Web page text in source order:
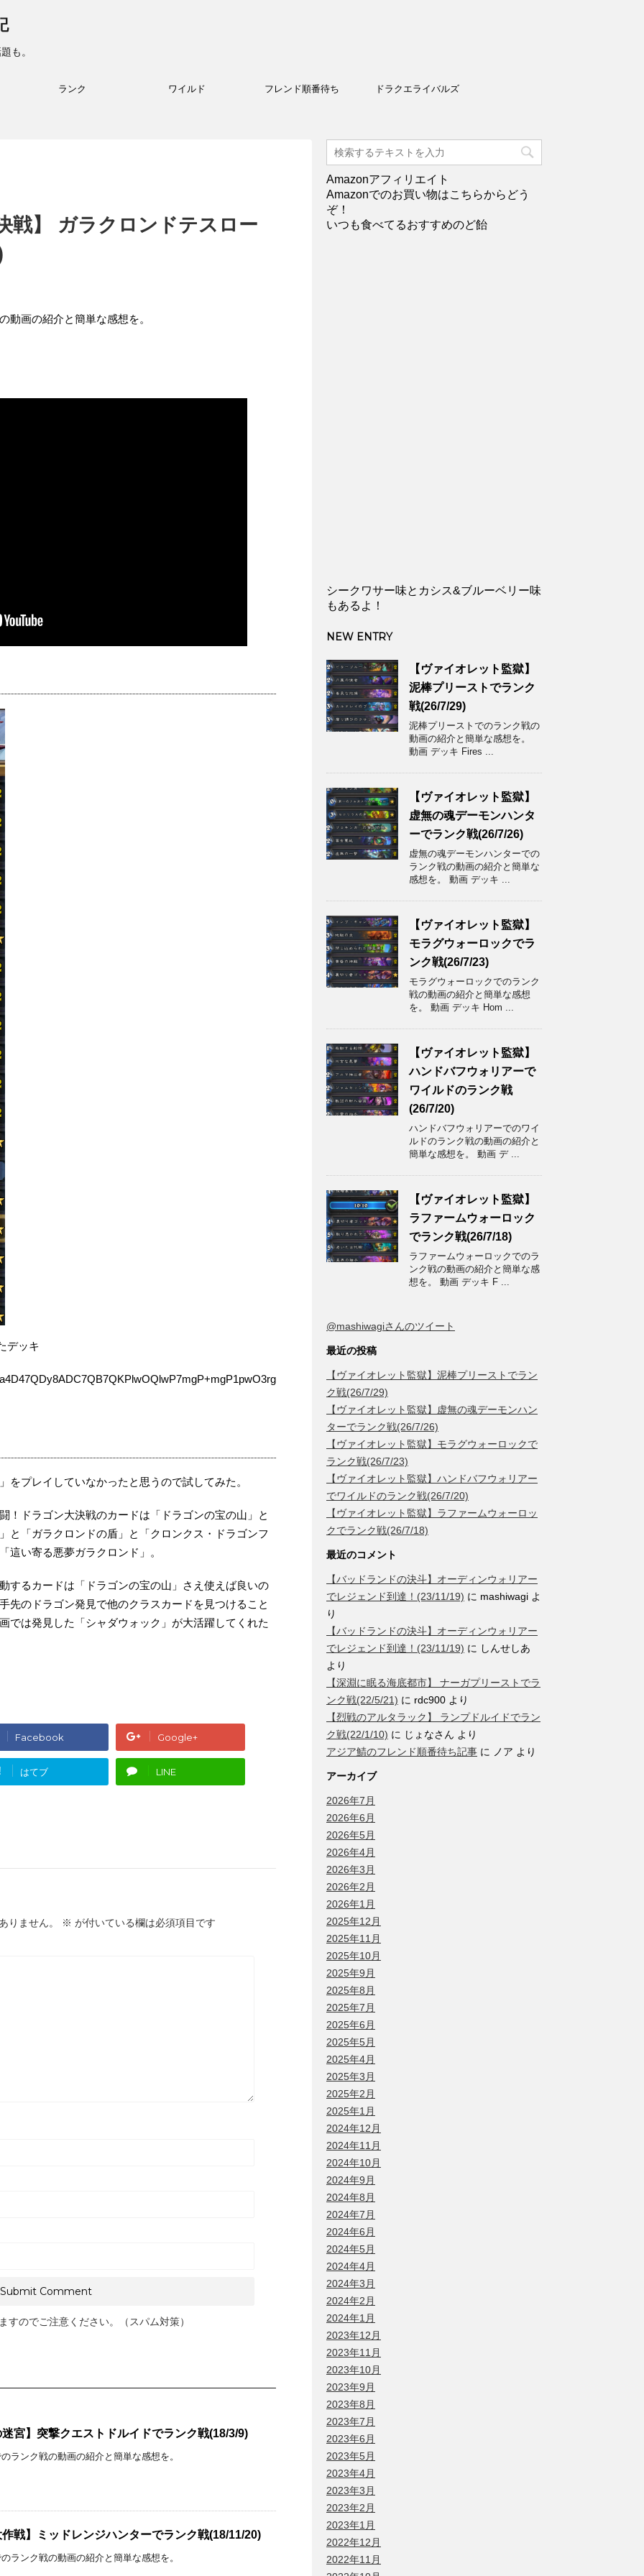
も。
ランク ワイルド フレンド順番待ち ドラクエライバルズ
戦】 ガラクロンドテスロー
動画の紹介と簡単な感想を。
デッキ
をプレイしていなかったと思うので試してみた。
！ドラゴン大決戦のカードは「ドラゴンの宝の山」と
と「ガラクロンドの盾」と「クロンクス・ドラゴンフ
這い寄る悪夢ガラクロンド」。
するカードは「ドラゴンの宝の山」さえ使えば良いの
先のドラゴン発見で他のクラスカードを見つけること
では発見した「シャダウォック」が大活躍してくれた
Facebook Google+
はてブ LINE
りません。 ※ が付いている欄は必須項目です
すのでご注意ください。（スパム対策）
宮】突撃クエストドルイドでランク戦(18/3/9)
ランク戦の動画の紹介と簡単な感想を。
戦】ミッドレンジハンターでランク戦(18/11/20)
ランク戦の動画の紹介と簡単な感想を。
Amazonアフィリエイト
Amazonでのお買い物はこちらからどう
ぞ！
いつも食べてるおすすめのど飴
シークワサー味とカシス&ブルーベリー味
もあるよ！
NEW ENTRY
【ヴァイオレット監獄】
泥棒プリーストでランク
戦(26/7/29)
泥棒プリーストでのランク戦の
動画の紹介と簡単な感想を。
動画 デッキ Fires ...
【ヴァイオレット監獄】
虚無の魂デーモンハンタ
ーでランク戦(26/7/26)
虚無の魂デーモンハンターでの
ランク戦の動画の紹介と簡単な
感想を。 動画 デッキ ...
【ヴァイオレット監獄】
モラグウォーロックでラ
ンク戦(26/7/23)
モラグウォーロックでのランク
戦の動画の紹介と簡単な感想
を。 動画 デッキ Hom ...
【ヴァイオレット監獄】
ハンドバフウォリアーで
ワイルドのランク戦
(26/7/20)
ハンドバフウォリアーでのワイ
ルドのランク戦の動画の紹介と
簡単な感想を。 動画 デ ...
【ヴァイオレット監獄】
ラファームウォーロック
でランク戦(26/7/18)
ラファームウォーロックでのラ
ンク戦の動画の紹介と簡単な感
想を。 動画 デッキ F ...
@mashiwagiさんのツイート
最近の投稿
【ヴァイオレット監獄】泥棒プリーストでラン
ク戦(26/7/29)
【ヴァイオレット監獄】虚無の魂デーモンハン
ターでランク戦(26/7/26)
【ヴァイオレット監獄】モラグウォーロックで
ランク戦(26/7/23)
【ヴァイオレット監獄】ハンドバフウォリアー
でワイルドのランク戦(26/7/20)
【ヴァイオレット監獄】ラファームウォーロッ
クでランク戦(26/7/18)
最近のコメント
【バッドランドの決斗】オーディンウォリアー
でレジェンド到達！(23/11/19) に mashiwagi よ
り
【バッドランドの決斗】オーディンウォリアー
でレジェンド到達！(23/11/19) に しんせしあ
より
【深淵に眠る海底都市】 ナーガプリーストでラ
ンク戦(22/5/21) に rdc900 より
【烈戦のアルタラック】 ランプドルイドでラン
ク戦(22/1/10) に じょなさん より
アジア鯖のフレンド順番待ち記事 に ノア より
アーカイブ
2026年7月
2026年6月
2026年5月
2026年4月
2026年3月
2026年2月
2026年1月
2025年12月
2025年11月
2025年10月
2025年9月
2025年8月
2025年7月
2025年6月
2025年5月
2025年4月
2025年3月
2025年2月
2025年1月
2024年12月
2024年11月
2024年10月
2024年9月
2024年8月
2024年7月
2024年6月
2024年5月
2024年4月
2024年3月
2024年2月
2024年1月
2023年12月
2023年11月
2023年10月
2023年9月
2023年8月
2023年7月
2023年6月
2023年5月
2023年4月
2023年3月
2023年2月
2023年1月
2022年12月
2022年11月